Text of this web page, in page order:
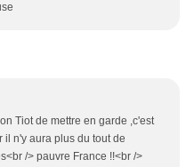
Tiot de mettre en garde ,c'est
il n'y aura plus du tout de
/> pauvre France !!<br />